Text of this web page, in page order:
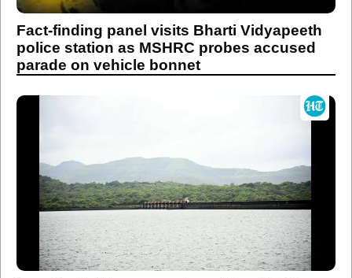
Fact-finding panel visits Bharti Vidyapeeth
police station as MSHRC probes accused
parade on vehicle bonnet